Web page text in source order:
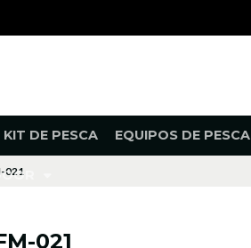
KIT DE PESCA EQUIPOS DE PESCA
021
021